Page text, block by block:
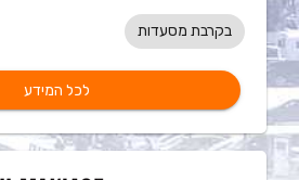
בקרבת מסעדות
לכל המידע